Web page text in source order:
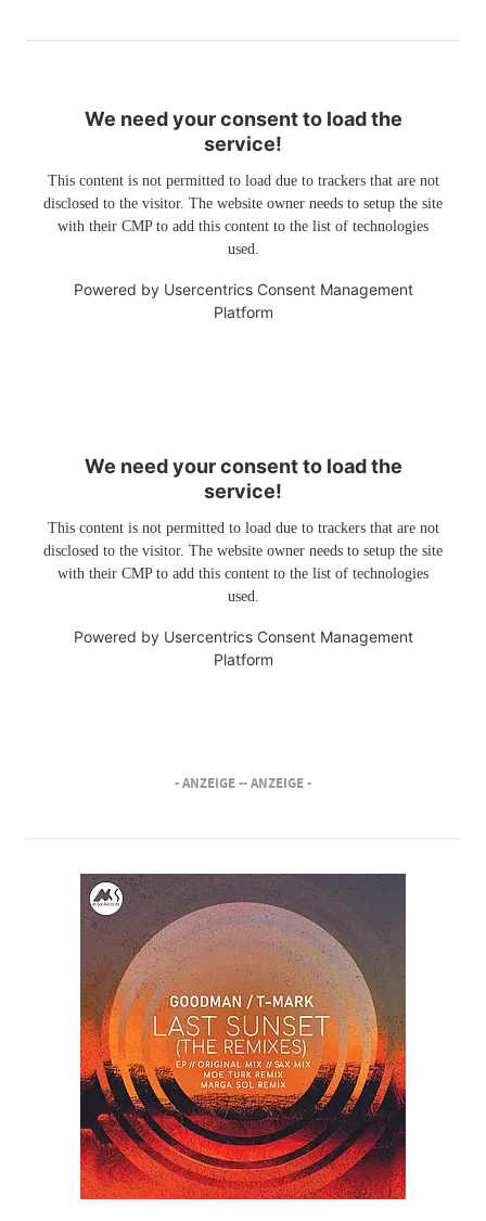
We need your consent to load the
service!
This content is not permitted to load due to trackers that are not
disclosed to the visitor. The website owner needs to setup the site
with their CMP to add this content to the list of technologies
used.
Powered by Usercentrics Consent Management
Platform
We need your consent to load the
service!
This content is not permitted to load due to trackers that are not
disclosed to the visitor. The website owner needs to setup the site
with their CMP to add this content to the list of technologies
used.
Powered by Usercentrics Consent Management
Platform
- ANZEIGE -- ANZEIGE -